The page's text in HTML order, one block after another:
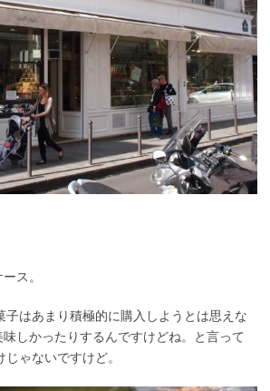
ス。
子はあまり積極的に購入しようとは思えな
しかったりするんですけどね。と言って
ゃないですけど。